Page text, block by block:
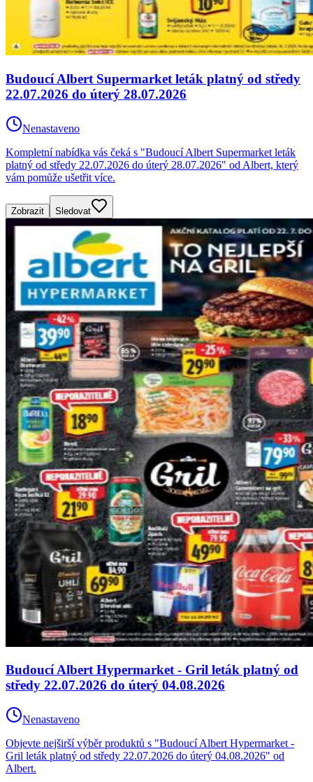
Budoucí Albert Supermarket leták platný od středy
22.07.2026 do úterý 28.07.2026
Nenastaveno
Kompletní nabídka vás čeká s "Budoucí Albert Supermarket leták
platný od středy 22.07.2026 do úterý 28.07.2026" od Albert, který
vám pomůže ušetřit více.
Zobrazit Sledovat
Budoucí Albert Hypermarket - Gril leták platný od
středy 22.07.2026 do úterý 04.08.2026
Nenastaveno
Objevte nejširší výběr produktů s "Budoucí Albert Hypermarket -
Gril leták platný od středy 22.07.2026 do úterý 04.08.2026" od
Albert.